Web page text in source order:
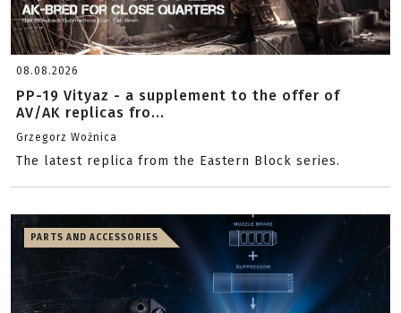
08.08.2026
PP-19 Vityaz - a supplement to the offer of
AV/AK replicas fro...
Grzegorz Woźnica
The latest replica from the Eastern Block series.
PARTS AND ACCESSORIES